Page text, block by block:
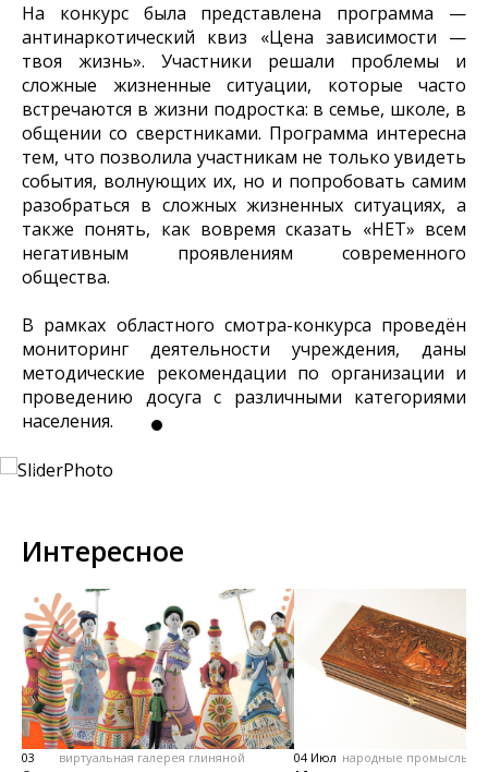
На конкурс была представлена программа —
антинаркотический квиз «Цена зависимости —
твоя жизнь». Участники решали проблемы и
сложные жизненные ситуации, которые часто
встречаются в жизни подростка: в семье, школе, в
общении со сверстниками. Программа интересна
тем, что позволила участникам не только увидеть
события, волнующих их, но и попробовать самим
разобраться в сложных жизненных ситуациях, а
также понять, как вовремя сказать «НЕТ» всем
негативным проявлениям современного
общества.
В рамках областного смотра-конкурса проведён
мониторинг деятельности учреждения, даны
методические рекомендации по организации и
проведению досуга с различными категориями
населения.
Интересное
03
виртуальная галерея глиняной
04 Июл народные промыслы,